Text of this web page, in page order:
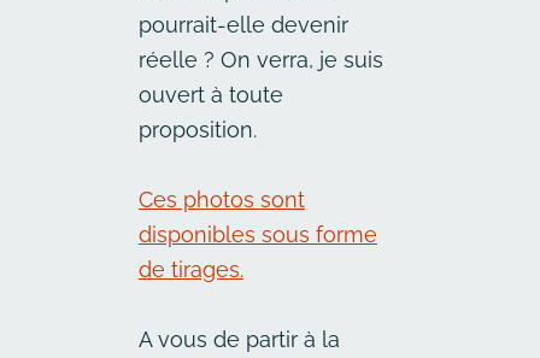
pourrait-elle devenir
réelle ? On verra, je suis
ouvert à toute
proposition.
Ces photos sont
disponibles sous forme
de tirages.
A vous de partir à la